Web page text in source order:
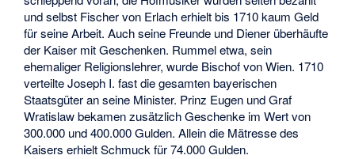
und selbst Fischer von Erlach erhielt bis 1710 kaum Geld
für seine Arbeit. Auch seine Freunde und Diener überhäufte
der Kaiser mit Geschenken. Rummel etwa, sein
ehemaliger Religionslehrer, wurde Bischof von Wien. 1710
verteilte Joseph I. fast die gesamten bayerischen
Staatsgüter an seine Minister. Prinz Eugen und Graf
Wratislaw bekamen zusätzlich Geschenke im Wert von
300.000 und 400.000 Gulden. Allein die Mätresse des
Kaisers erhielt Schmuck für 74.000 Gulden.